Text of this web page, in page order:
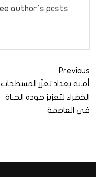
author's posts
Previous
أمانة بغداد تعزّز المسطحات
الخضراء لتعزيز جودة الحياة
في العاصمة